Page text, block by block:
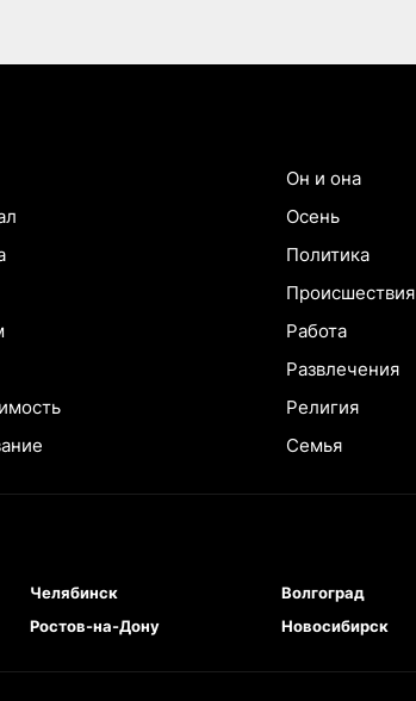
Он и она
Осень
Политика
Происшествия
Работа
Развлечения
Религия
Семья
Челябинск
Ростов-на-Дону
Волгоград
Новосибирск